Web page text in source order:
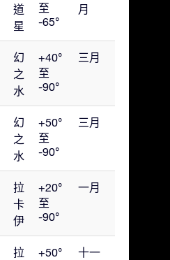
道
星
至
-65°
月
幻
之
水
+40°
至
-90°
三月
幻
之
水
+50°
至
-90°
三月
拉
卡
伊
+20°
至
-90°
一月
拉
+50°
十一